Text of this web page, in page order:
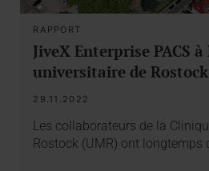
RAPPORT
JiveX Enterprise PACS
universitaire de Rostock
29.11.2022
Les collaborateurs de la
Rostock (UMR) ont longtemps